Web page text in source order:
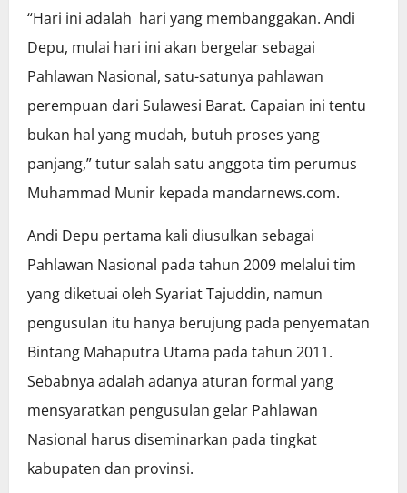
“Hari ini adalah hari yang membanggakan. Andi
Depu, mulai hari ini akan bergelar sebagai
Pahlawan Nasional, satu-satunya pahlawan
perempuan dari Sulawesi Barat. Capaian ini tentu
bukan hal yang mudah, butuh proses yang
panjang,” tutur salah satu anggota tim perumus
Muhammad Munir kepada mandarnews.com.
Andi Depu pertama kali diusulkan sebagai
Pahlawan Nasional pada tahun 2009 melalui tim
yang diketuai oleh Syariat Tajuddin, namun
pengusulan itu hanya berujung pada penyematan
Bintang Mahaputra Utama pada tahun 2011.
Sebabnya adalah adanya aturan formal yang
mensyaratkan pengusulan gelar Pahlawan
Nasional harus diseminarkan pada tingkat
kabupaten dan provinsi.